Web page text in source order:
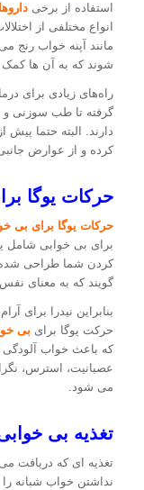
استفاده از برخی
انواع مختلفی از
مانند آپنه خواب رنج
شوند که به آن ها کمک
راه‌های زیادی برای
گرفته تا طب سوزنی و
دارند. البته حتما
کرده و از عوارض
حرکات یوگا
حرکات یوگا برای بی
برای بی خوابی شامل
کردن شما طراحی شده
گویند که به معنای
بنابراین نیدرا برای
حرکت یوگا برای بی
که باعث خواب
عصبانیت، استرس،
می شود.
تغذیه بی
تغذیه ای که دریافت
نداشتن خواب شبانه